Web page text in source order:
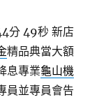
分 49秒 新店
精品典當大額
息專業龜山機
員並專員會告